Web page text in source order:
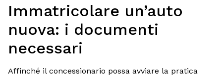
Immatricolare un’auto
nuova: i documenti
necessari
Affinché il concessionario possa avviare la pratica